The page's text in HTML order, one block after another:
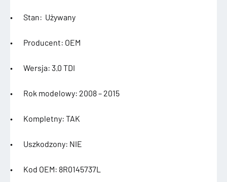
• Stan: Używany
• Producent: OEM
• Wersja: 3.0 TDI
• Rok modelowy: 2008 – 2015
• Kompletny: TAK
• Uszkodzony: NIE
• Kod OEM: 8R0145737L